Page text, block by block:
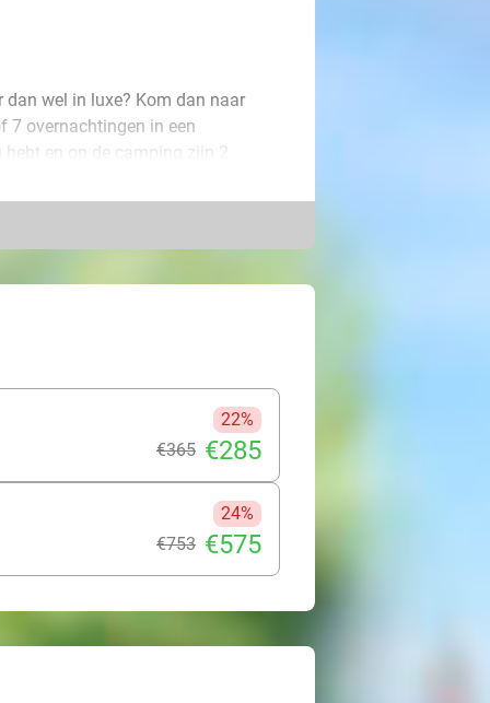
dan wel in luxe? Kom dan naar
7 overnachtingen in een
en op de camping zijn 2
in het zwembad, probeer een
of bezoek het stadje Luzy.
22%
€365 €285
24%
€753 €575